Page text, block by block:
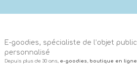
E-goodies, spécialiste de l’objet
personnalisé
Depuis plus de 30 ans, e-goodies , boutique en ligne